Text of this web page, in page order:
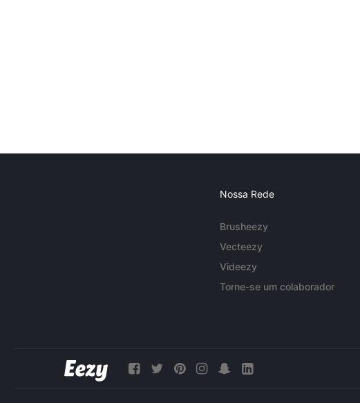
Nossa Rede
Brusheezy
Vecteezy
Videezy
Torne-se um colaborador